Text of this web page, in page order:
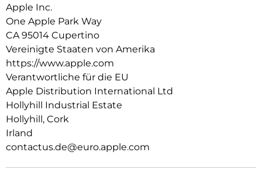
Apple Inc.
One Apple Park Way
CA 95014 Cupertino
Vereinigte Staaten von Amerika
https://www.apple.com
Verantwortliche für die EU
Apple Distribution International Ltd
Hollyhill Industrial Estate
Hollyhill, Cork
Irland
contactus.de@euro.apple.com